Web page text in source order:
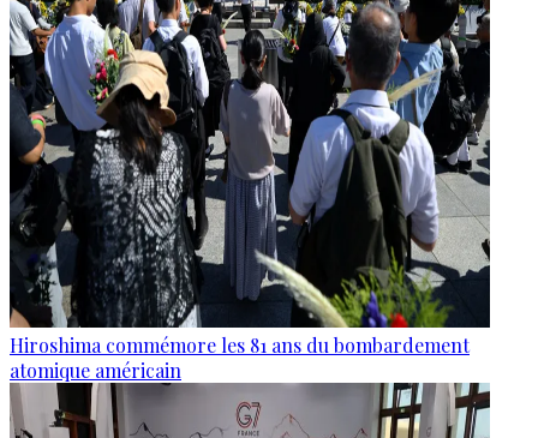
Hiroshima commémore les 81 ans du bombardement
atomique américain